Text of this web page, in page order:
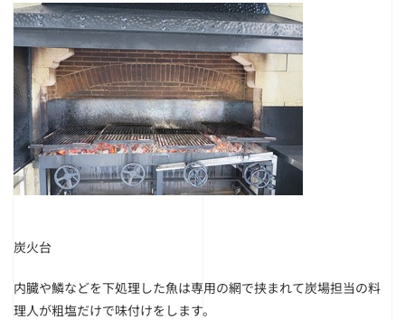
炭火台
内臓や鱗などを下処理した魚は専用の網で挟まれて炭場担当の料
理人が粗塩だけで味付けをします。